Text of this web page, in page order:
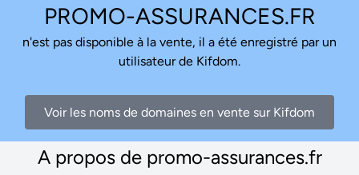
PROMO-ASSURANCES.FR
n'est pas disponible à la vente, il a été enregistré par un
utilisateur de Kifdom.
Voir les noms de domaines en vente sur Kifdom
A propos de promo-assurances.fr